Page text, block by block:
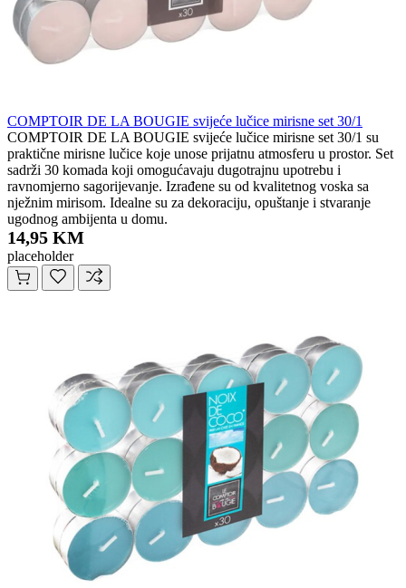
COMPTOIR DE LA BOUGIE svijeće lučice mirisne set 30/1
COMPTOIR DE LA BOUGIE svijeće lučice mirisne set 30/1 su
praktične mirisne lučice koje unose prijatnu atmosferu u prostor. Set
sadrži 30 komada koji omogućavaju dugotrajnu upotrebu i
ravnomjerno sagorijevanje. Izrađene su od kvalitetnog voska sa
nježnim mirisom. Idealne su za dekoraciju, opuštanje i stvaranje
ugodnog ambijenta u domu.
14,95 KM
placeholder